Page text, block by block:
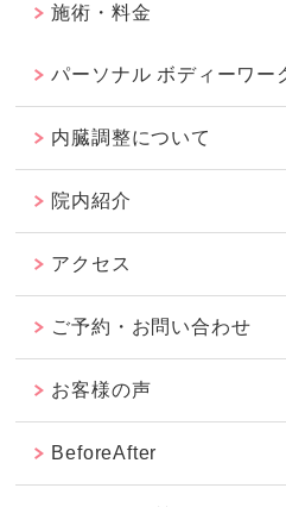
施術・料金
パーソナル ボディーワー
内臓調整について
院内紹介
アクセス
ご予約・お問い合わせ
お客様の声
BeforeAfter